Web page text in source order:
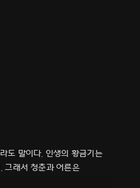
도 말이다. 인생의 황금기는
그래서 청춘과 어른은